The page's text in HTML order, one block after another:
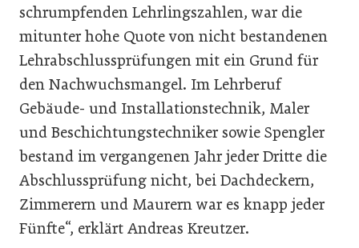
schrumpfenden Lehrlingszahlen, war die
mitunter hohe Quote von nicht bestandenen
Lehrabschlussprüfungen mit ein Grund für
den Nachwuchsmangel. Im Lehrberuf
Gebäude- und Installationstechnik, Maler
und Beschichtungstechniker sowie Spengler
bestand im vergangenen Jahr jeder Dritte die
Abschlussprüfung nicht, bei Dachdeckern,
Zimmerern und Maurern war es knapp jeder
Fünfte“, erklärt Andreas Kreutzer.